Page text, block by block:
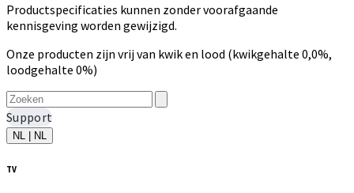
Productspecificaties kunnen zonder voorafgaande
kennisgeving worden gewijzigd.
Onze producten zijn vrij van kwik en lood (kwikgehalte 0,0%,
loodgehalte 0%)
Support
NL | NL
TV